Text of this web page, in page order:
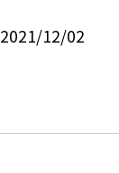
2021/12/02